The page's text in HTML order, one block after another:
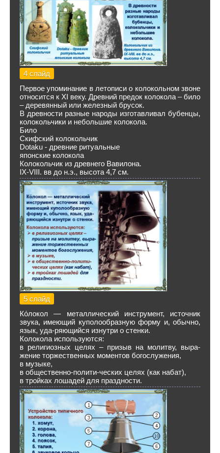
4 слайд
Первое упоминание в летописи о колокольном звоне
относится к XI веку. Древний предок колокола – било
– деревянный или железный брусок.
В древности разные народы изготавливал бубенцы,
колокольчики и небольшие колокола.
Било
Скифский колокольчик
Dotaku - древние ритуальные
японские колокола
Колокольчик из древнего Вавилона.
IX-VIII. вв до н.э., высота 4,7 см.
5 слайд
Ко́локол — металлический инструмент, источник
звука, имеющий куполообразную форму и, обычно,
язык, уда-ряющийся изнутри о стенки.
Колокола используются:
в религиозных целях – призыв на молитву, выра-
жение торжественных моментов богослужения,
в музыке,
в общественно-полити-ческих целях (как набат),
в тройках лошадей для праздности.